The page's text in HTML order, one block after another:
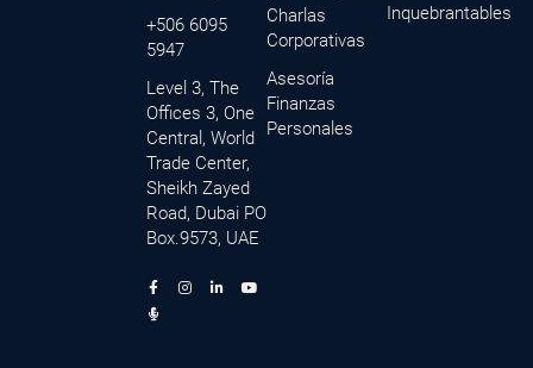
+506 6095
5947
Level 3, The
Offices 3, One
Central, World
Trade Center,
Sheikh Zayed
Road, Dubai PO
Box.9573, UAE
F
a
c
e
I
n
L
i
Y
o
M
i
c
r
Charlas
Corporativas
Asesoría
Finanzas
Personales
Inquebrantables